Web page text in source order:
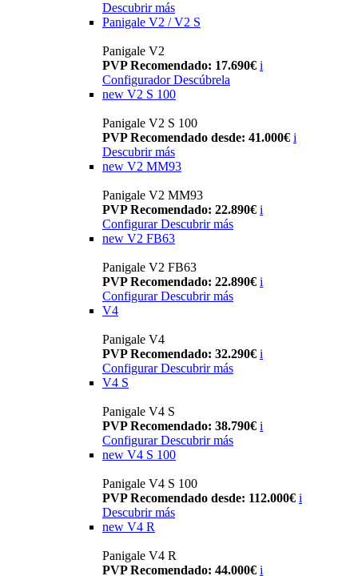
Descubrir más
Panigale V2 / V2 S
Panigale V2
PVP Recomendado: 17.690€ i
Configurador Descúbrela
new V2 S 100
Panigale V2 S 100
PVP Recomendado desde: 41.000€ i
Descubrir más
new V2 MM93
Panigale V2 MM93
PVP Recomendado: 22.890€ i
Configurar Descubrir más
new V2 FB63
Panigale V2 FB63
PVP Recomendado: 22.890€ i
Configurar Descubrir más
V4
Panigale V4
PVP Recomendado: 32.290€ i
Configurar Descubrir más
V4 S
Panigale V4 S
PVP Recomendado: 38.790€ i
Configurar Descubrir más
new V4 S 100
Panigale V4 S 100
PVP Recomendado desde: 112.000€ i
Descubrir más
new V4 R
Panigale V4 R
PVP Recomendado: 44.000€ i